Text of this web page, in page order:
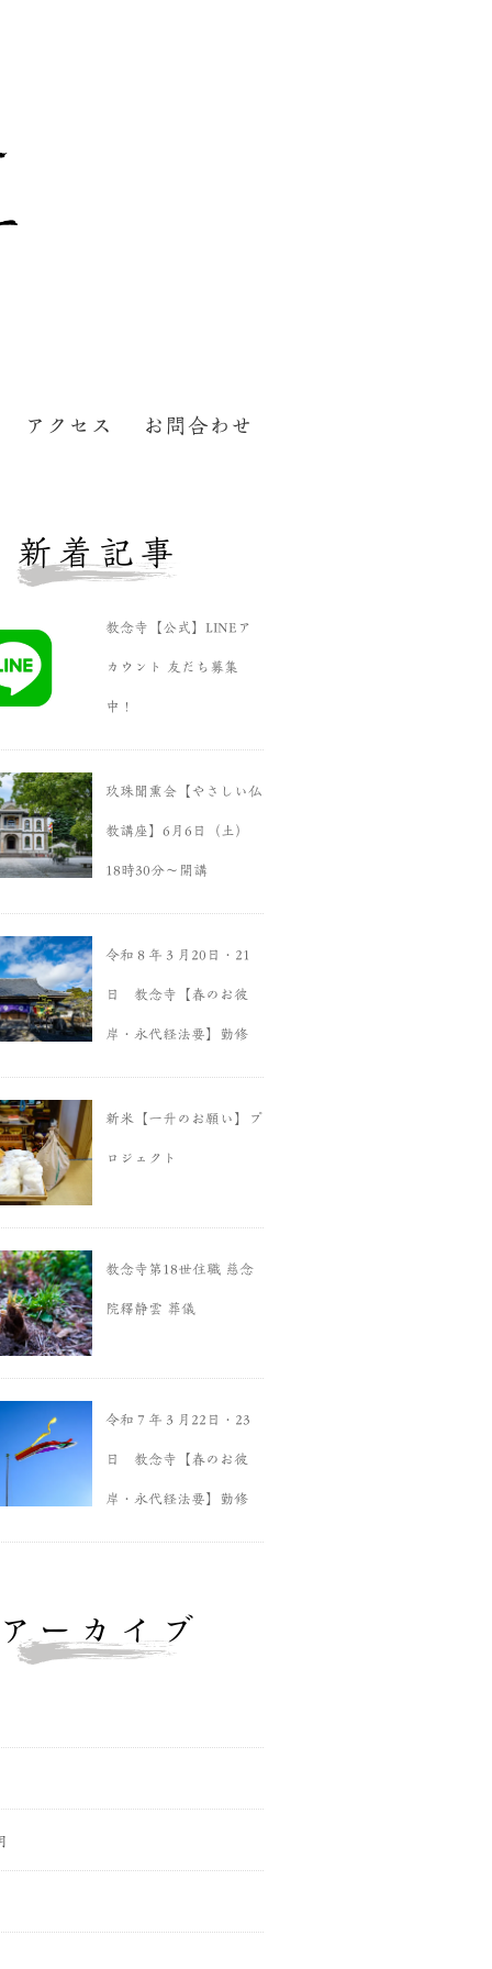
アクセス お問合わせ
新着記事
教念寺【公式】LINEア
カウント 友だち募集
中！
玖珠聞熏会【やさしい仏
教講座】6月6日（土）
18時30分〜開講
令和８年３月20日・21
日 教念寺【春のお彼
岸・永代経法要】勤修
新米【一升のお願い】プ
ロジェクト
教念寺第18世住職 慈念
院釋静雲 葬儀
令和７年３月22日・23
日 教念寺【春のお彼
岸・永代経法要】勤修
アーカイブ